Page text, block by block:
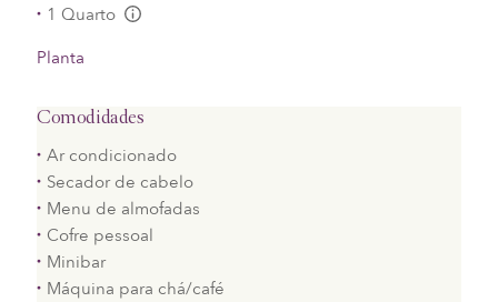
1 Quarto
Planta
Comodidades
Ar condicionado
Secador de cabelo
Menu de almofadas
Cofre pessoal
Minibar
Máquina para chá/café